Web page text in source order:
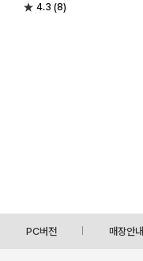
4.3 (8)
PC버전 매장안내